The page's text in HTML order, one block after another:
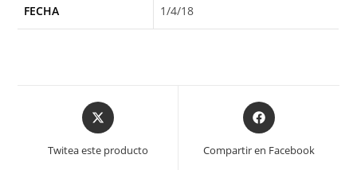
FECHA 1/4/18
Opens
in
Twitea este producto
Opens
in
a
Compartir en Facebook